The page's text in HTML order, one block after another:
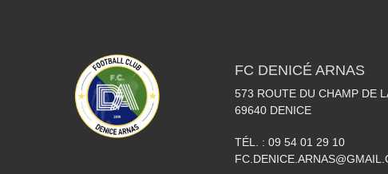
FC DENICÉ ARNAS
573 ROUTE DU CHAMP DE
69640 DENICE
TÉL. : 09 54 01 29 10